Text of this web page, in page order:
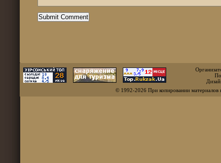
© 1992-2026 При копировании материалов